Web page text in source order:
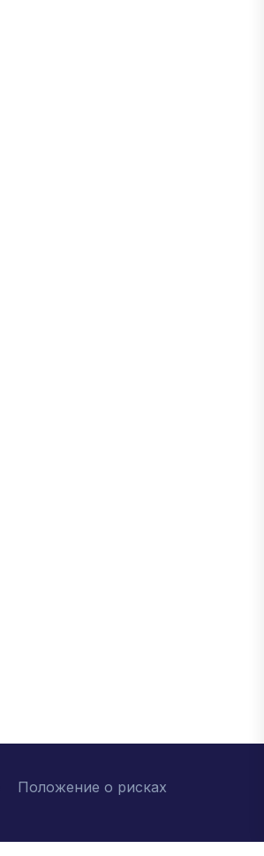
Положение о рисках